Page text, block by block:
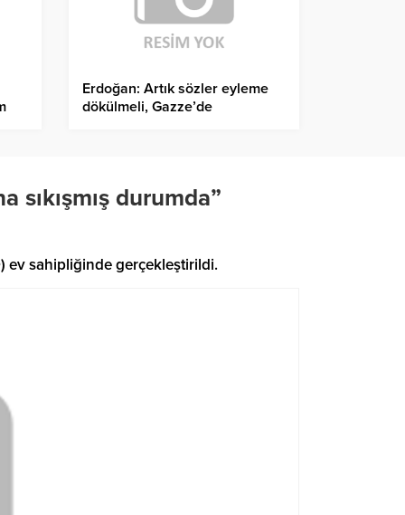
Erdoğan: Artık sözler eyleme
dökülmeli, Gazze’de
sıkışmış durumda”
ev sahipliğinde gerçekleştirildi.